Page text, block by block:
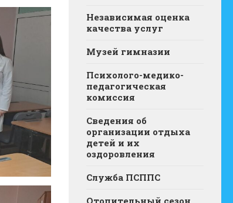
Независимая оценка
качества услуг
Музей гимназии
Психолого-медико-
педагогическая
комиссия
Сведения об
организации отдыха
детей и их
оздоровления
Служба ПСППС
Отопительный сезон